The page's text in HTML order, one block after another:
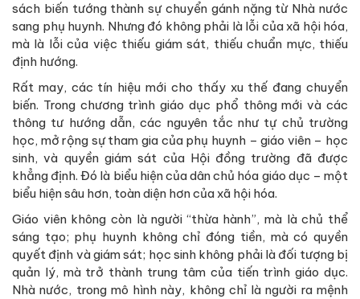
sách biến tướng thành sự chuyển gánh nặng từ Nhà nước
sang phụ huynh. Nhưng đó không phải là lỗi của xã hội hóa,
mà là lỗi của việc thiếu giám sát, thiếu chuẩn mực, thiếu
định hướng.
Rất may, các tín hiệu mới cho thấy xu thế đang chuyển
biến. Trong chương trình giáo dục phổ thông mới và các
thông tư hướng dẫn, các nguyên tắc như tự chủ trường
học, mở rộng sự tham gia của phụ huynh – giáo viên – học
sinh, và quyền giám sát của Hội đồng trường đã được
khẳng định. Đó là biểu hiện của dân chủ hóa giáo dục – một
biểu hiện sâu hơn, toàn diện hơn của xã hội hóa.
Giáo viên không còn là người “thừa hành”, mà là chủ thể
sáng tạo; phụ huynh không chỉ đóng tiền, mà có quyền
quyết định và giám sát; học sinh không phải là đối tượng bị
quản lý, mà trở thành trung tâm của tiến trình giáo dục.
Nhà nước, trong mô hình này, không chỉ là người ra mệnh